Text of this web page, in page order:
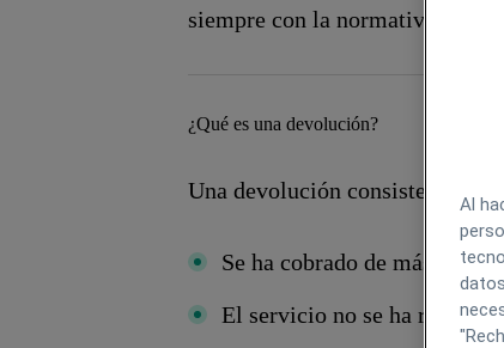
siempre con la normativa fiscal
¿Qué es una devolución?
Una devolución consiste en
Se ha cobrado de más
El servicio no se ha
Al